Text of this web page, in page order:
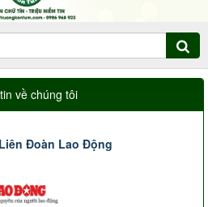
về chúng tôi
Đoàn Lao Động